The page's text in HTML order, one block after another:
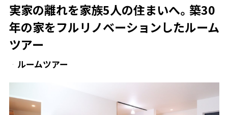
実家の離れを家族5人の住まいへ。築30
年の家をフルリノベーションしたルーム
ツアー
ルームツアー